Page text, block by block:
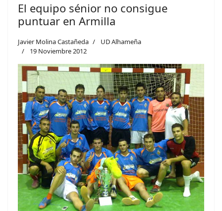
El equipo sénior no consigue
puntuar en Armilla
Javier Molina Castañeda
UD Alhameña
19 Noviembre 2012